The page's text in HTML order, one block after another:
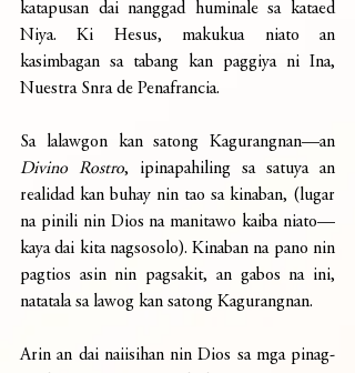
katapusan dai nanggad huminale sa kataed
Niya. Ki Hesus, makukua niato an
kasimbagan sa tabang kan paggiya ni Ina,
Nuestra Snra de Penafrancia.
Divino Rostro, ipinapahiling sa satuya an
realidad kan buhay nin tao sa kinaban, (lugar
na pinili nin Dios na manitawo kaiba niato—
kaya dai kita nagsosolo). Kinaban na pano nin
pagtios asin nin pagsakit, an gabos na ini,
natatala sa lawog kan satong Kagurangnan.
Arin an dai naiisihan nin Dios sa mga pinag-